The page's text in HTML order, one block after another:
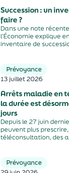
Succession : un
faire ?
Dans une note
l’Économie explique
inventaire de
Prévoyance
13 juillet 2026
Arrêts maladie en
la durée est
jours
Depuis le 27 juin
peuvent plus
téléconsultation, des
sociales et fiscales,
durcissement plus...
Prévoyance